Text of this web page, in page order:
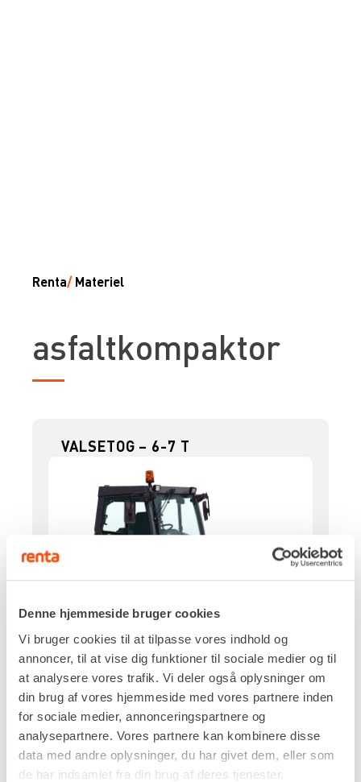
Denne hjemmeside bruger cookies
Vi bruger cookies til at tilpasse vores indhold og
annoncer, til at vise dig funktioner til sociale medier og til
at analysere vores trafik. Vi deler også oplysninger om
din brug af vores hjemmeside med vores partnere inden
for sociale medier, annonceringspartnere og
analysepartnere. Vores partnere kan kombinere disse
data med andre oplysninger, du har givet dem, eller som
de har indsamlet fra din brug af deres tjenester.
Renta/ Materiel
asfaltkompaktor
VALSETOG – 6-7 T
Drivkraft
Diesel
Lineær tromlebelastning
20,8 kg/cm
Centrifugalkraft